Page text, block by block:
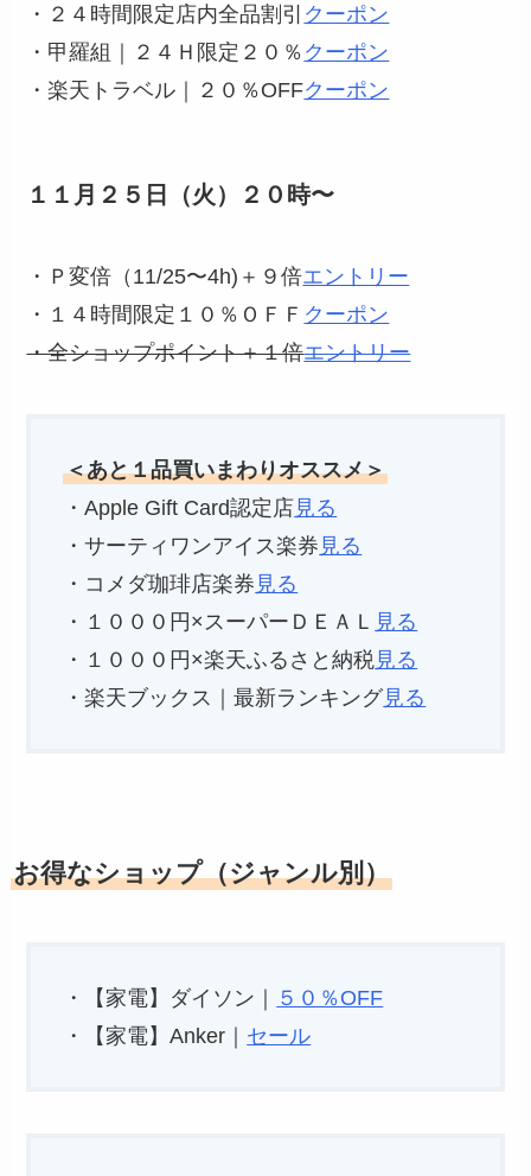
・２４時間限定店内全品割引 クーポン
・甲羅組｜２４Ｈ限定２０％ クーポン
・楽天トラベル｜２０％OFFクーポン
１１月２５日（火）２０時〜
・Ｐ変倍（11/25〜4h)＋９倍エントリー
・１４時間限定１０％ＯＦＦ クーポン
・全ショップポイント＋１倍エントリー
＜あと１品買いまわりオススメ＞
・Apple Gift Card認定店見る
・サーティワンアイス楽券 見る
・コメダ珈琲店楽券 見る
・１０００円×スーパーＤＥＡＬ 見る
・１０００円×楽天ふるさと納税見る
・楽天ブックス｜最新ランキング見る
お得なショップ（ジャンル別）
・【家電】ダイソン｜ ５０％OFF
・【家電】Anker｜ セール